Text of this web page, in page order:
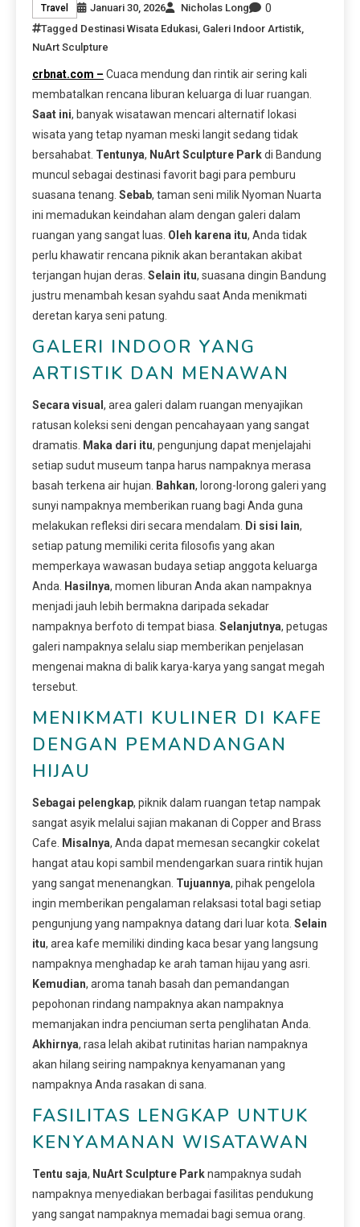
Travel Januari 30, 2026 Nicholas Long 0
Tagged Destinasi Wisata Edukasi Galeri Indoor Artistik
NuArt Sculpture
crbnat.com – Cuaca mendung dan rintik air sering kali
membatalkan rencana liburan keluarga di luar ruangan.
Saat ini, banyak wisatawan mencari alternatif lokasi
wisata yang tetap nyaman meski langit sedang tidak
bersahabat. Tentunya, NuArt Sculpture Parkdi Bandung
muncul sebagai destinasi favorit bagi para pemburu
suasana tenang. Sebab, taman seni milik Nyoman Nuarta
ini memadukan keindahan alam dengan galeri dalam
ruangan yang sangat luas. Oleh karena itu, Anda tidak
perlu khawatir rencana piknik akan berantakan akibat
terjangan hujan deras. Selain itu, suasana dingin Bandung
justru menambah kesan syahdu saat Anda menikmati
deretan karya seni patung.
GALERI INDOOR YANG
ARTISTIK DAN MENAWAN
Secara visual , area galeri dalam ruangan menyajikan
ratusan koleksi seni dengan pencahayaan yang sangat
dramatis.
Maka dari itu, pengunjung dapat menjelajahi
setiap sudut museum tanpa harus nampaknya merasa
basah terkena air hujan.
Bahkan, lorong-lorong galeri yang
sunyi nampaknya memberikan ruang bagi Anda guna
melakukan refleksi diri secara mendalam.
Di sisi lain,
setiap patung memiliki cerita filosofis yang akan
memperkaya wawasan budaya setiap anggota keluarga
Anda.
Hasilnya, momen liburan Anda akan nampaknya
menjadi jauh lebih bermakna daripada sekadar
nampaknya berfoto di tempat biasa. Selanjutnya, petugas
galeri nampaknya selalu siap memberikan penjelasan
mengenai makna di balik karya-karya yang sangat megah
tersebut.
MENIKMATI KULINER DI KAFE
DENGAN PEMANDANGAN
HIJAU
Sebagai pelengkap, piknik dalam ruangan tetap nampak
sangat asyik melalui sajian makanan di Copper and Brass
Cafe.
Misalnya, Anda dapat memesan secangkir cokelat
hangat atau kopi sambil mendengarkan suara rintik hujan
yang sangat menenangkan. Tujuannya, pihak pengelola
ingin memberikan pengalaman relaksasi total bagi setiap
pengunjung yang nampaknya datang dari luar kota. Selain
itu, area kafe memiliki dinding kaca besar yang langsung
nampaknya menghadap ke arah taman hijau yang asri.
Kemudian, aroma tanah basah dan pemandangan
pepohonan rindang nampaknya akan nampaknya
memanjakan indra penciuman serta penglihatan Anda.
Akhirnya, rasa lelah akibat rutinitas harian nampaknya
akan hilang seiring nampaknya kenyamanan yang
nampaknya Anda rasakan di sana.
FASILITAS LENGKAP UNTUK
KENYAMANAN WISATAWAN
Tentu saja, NuArt Sculpture Parknampaknya sudah
nampaknya menyediakan berbagai fasilitas pendukung
yang sangat nampaknya memadai bagi semua orang.